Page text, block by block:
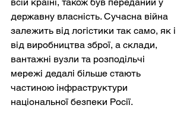
всій країні, також був переданий у
державну власність. Сучасна війна
залежить від логістики так само, як і
від виробництва зброї, а склади,
вантажні вузли та розподільчі
мережі дедалі більше стають
частиною інфраструктури
національної безпеки Росії.